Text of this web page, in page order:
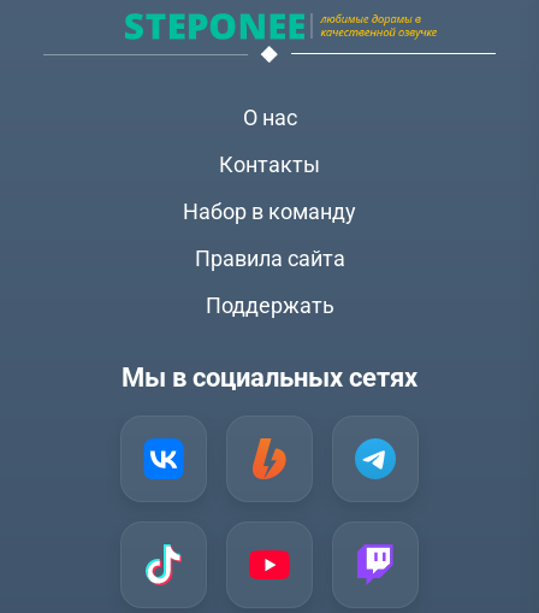
О нас
Контакты
Набор в команду
Правила сайта
Поддержать
Мы в социальных сетях